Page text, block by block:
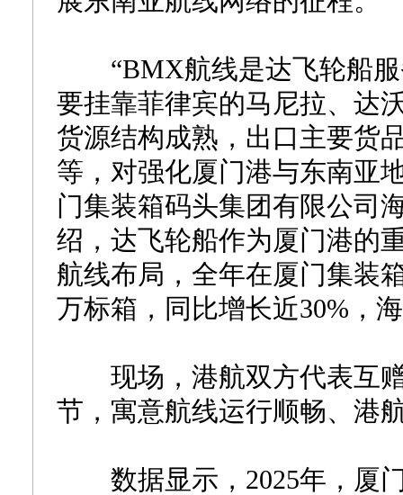
“BMX航线是达飞轮船服
要挂靠菲律宾的马尼拉、达
货源结构成熟，出口主要货
等，对强化厦门港与东南亚
门集装箱码头集团有限公司
绍，达飞轮船作为厦门港的
航线布局，全年在厦门集装
万标箱，同比增长近30%，
现场，港航双方代表互赠
节，寓意航线运行顺畅、港
数据显示，2025年，厦门